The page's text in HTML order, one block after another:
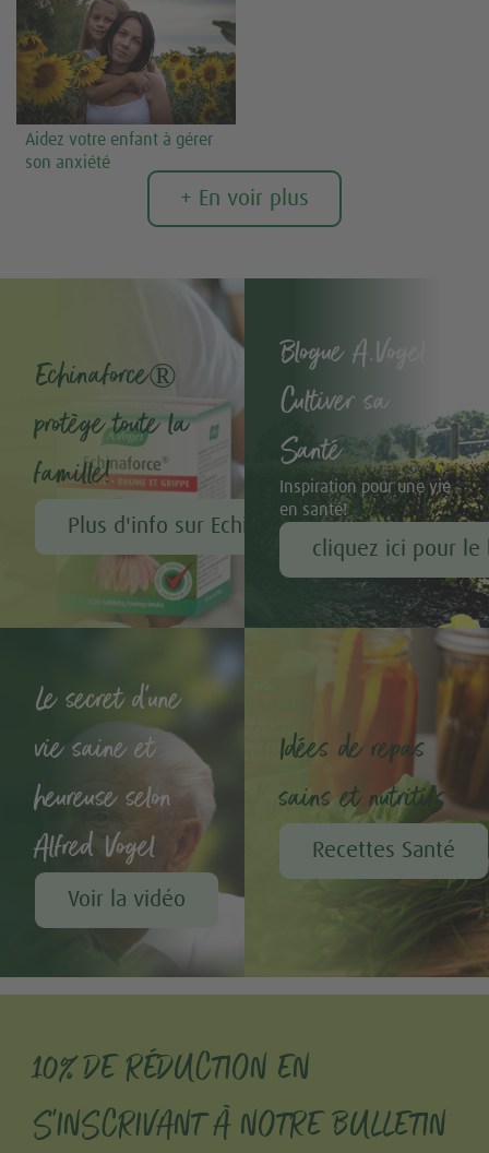
Aidez votre enfant à gérer
son anxiété
+ En voir plus
Echinaforce®
protège toute la
famille!
Plus d'info sur Echinaforce®
Blogue A.Vogel -
Cultiver sa
Santé
Inspiration pour une vie
en santé!
cliquez ici pour le
Le secret d'une
vie saine et
heureuse selon
Alfred Vogel
Voir la vidéo
Idées de repas
sains et nutritifs
Recettes Santé
10% DE RÉDUCTION EN
S'INSCRIVANT À NOTRE BULLETIN